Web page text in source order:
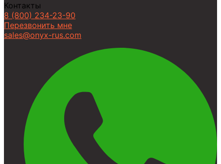
Контакты
8 (800) 234-23-90
Перезвонить мне
sales@onyx-rus.com